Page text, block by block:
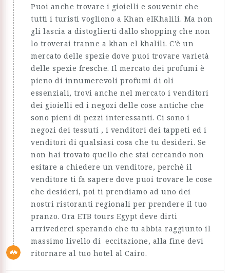
Puoi anche trovare i gioielli e souvenir che
tutti i turisti vogliono a Khan elKhalili. Ma non
gli lascia a distoglierti dallo shopping che non
lo troverai tranne a khan el khalili. C'è un
mercato delle spezie dove puoi trovare varietà
delle spezie fresche. Il mercato dei profumi è
pieno di innumerevoli profumi di oli
essenziali, trovi anche nel mercato i venditori
dei gioielli ed i negozi delle cose antiche che
sono pieni di pezzi interessanti. Ci sono i
negozi dei tessuti , i venditori dei tappeti ed i
venditori di qualsiasi cosa che tu desideri. Se
non hai trovato quello che stai cercando non
esitare a chiedere un venditore, perchè il
venditore ti fa sapere dove puoi trovare le cose
che desideri, poi ti prendiamo ad uno dei
nostri ristoranti regionali per prendere il tuo
pranzo. Ora ETB tours Egypt deve dirti
arrivederci sperando che tu abbia raggiunto il
massimo livello di eccitazione, alla fine devi
ritornare al tuo hotel al Cairo.